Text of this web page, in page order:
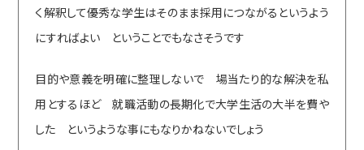
く解釈して優秀な学生はそのまま採用につながるというよう
にすればよい ということでもなさそうです
目的や意義を明確に整理しないで 場当たり的な解決を私
用とするほど 就職活動の長期化で大学生活の大半を費や
した というような事にもなりかねないでしょう